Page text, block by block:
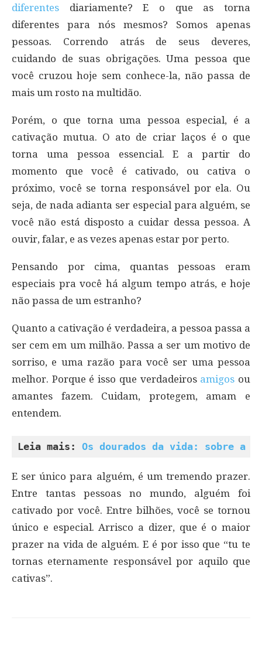
diferentes diariamente? E o que as torna
diferentes para nós mesmos? Somos apenas
pessoas. Correndo atrás de seus deveres,
cuidando de suas obrigações. Uma pessoa que
você cruzou hoje sem conhece-la, não passa de
mais um rosto na multidão.
Porém, o que torna uma pessoa especial, é a
cativação mutua. O ato de criar laços é o que
torna uma pessoa essencial. E a partir do
momento que você é cativado, ou cativa o
próximo, você se torna responsável por ela. Ou
seja, de nada adianta ser especial para alguém, se
você não está disposto a cuidar dessa pessoa. A
ouvir, falar, e as vezes apenas estar por perto.
Pensando por cima, quantas pessoas eram
especiais pra você há algum tempo atrás, e hoje
não passa de um estranho?
Quanto a cativação é verdadeira, a pessoa passa a
ser cem em um milhão. Passa a ser um motivo de
sorriso, e uma razão para você ser uma pessoa
melhor. Porque é isso que verdadeiros amigos ou
amantes fazem. Cuidam, protegem, amam e
entendem.
Leia mais: Os dourados da vida: sobre a
E ser único para alguém, é um tremendo prazer.
Entre tantas pessoas no mundo, alguém foi
cativado por você. Entre bilhões, você se tornou
único e especial. Arrisco a dizer, que é o maior
prazer na vida de alguém. E é por isso que “tu te
tornas eternamente responsável por aquilo que
cativas”.